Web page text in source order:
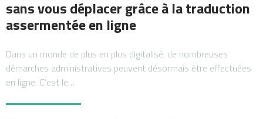
sans vous déplacer grâce à la traduction
assermentée en ligne
Dans un monde de plus en plus digitalisé, de nombreuses
démarches administratives peuvent désormais être effectuées
en ligne. C’est le…